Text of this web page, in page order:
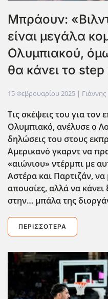
Μπράουν:
είναι μεγάλα
Ολυμπιακού,
θα κάνει το
15 Φεβρουαρίου 2025 |
Τις σκέψεις του για τον
Ολυμπιακό, ανέλυσε ο
δηλώσεις του στους
Αμερικανό γκαρντ να
«αιώνιου» ντέρμπι με
Αστέρα και Παρτιζάν, να
απουσίες, αλλά να
στην… μπάλα της
ΠΕΡΙΣΣΌΤΕΡΑ